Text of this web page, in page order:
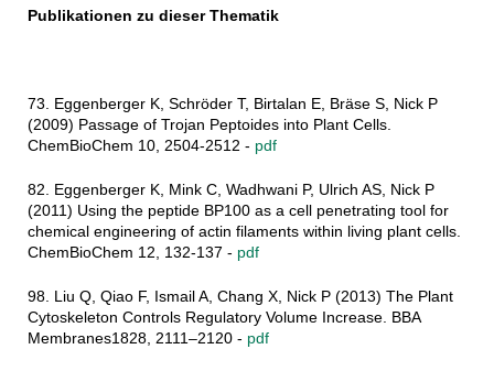
Publikationen zu dieser Thematik
73. Eggenberger K, Schröder T, Birtalan E, Bräse S, Nick P
(2009) Passage of Trojan Peptoides into Plant Cells.
ChemBioChem 10, 2504-2512 - pdf
82. Eggenberger K, Mink C, Wadhwani P, Ulrich AS, Nick P
(2011) Using the peptide BP100 as a cell penetrating tool for
chemical engineering of actin filaments within living plant cells.
ChemBioChem 12, 132-137 - pdf
98. Liu Q, Qiao F, Ismail A, Chang X, Nick P (2013) The Plant
Cytoskeleton Controls Regulatory Volume Increase. BBA
Membranes1828, 2111–2120 - pdf